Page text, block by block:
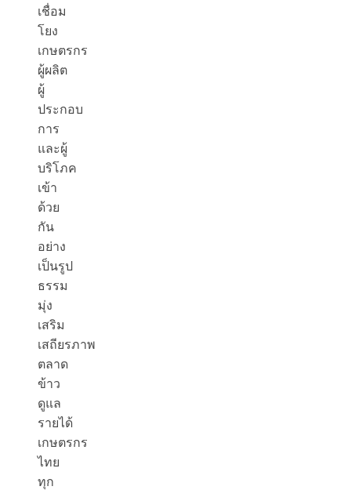
เชื่อม
โยง
เกษตรกร
ผู้ผลิต
ผู้
ประกอบ
การ
และผู้
บริโภค
เข้า
ด้วย
กัน
อย่าง
เป็นรูป
ธรรม
มุ่ง
เสริม
เสถียรภาพ
ตลาด
ข้าว
ดูแล
รายได้
เกษตรกร
ไทย
ทุก